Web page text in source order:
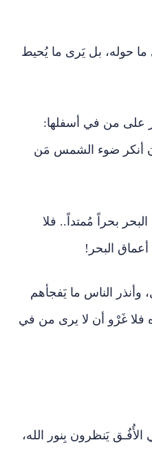
حوله، بل يَرى ما يُحيط
على من في أسفلها:
إن أنكر ضوء الشمس مَن
بحراً مُمتداً.. فلا
البحر!
الناس ما يَفجأهم
فلا غَرْو أن لا يرى من في
يَنظرون بِنور الله،